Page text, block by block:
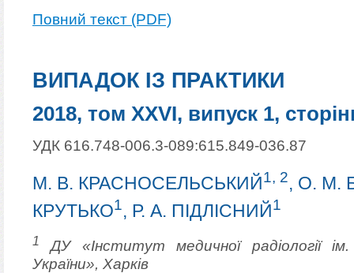
Повний текст (PDF)
ВИПАДОК ІЗ ПРАКТИКИ
2018, том XXVI, випуск 1,
УДК 616.748-006.3-089:615.849-036.87
М. В. КРАСНОСЕЛЬСЬКИЙ1, 2, О. М.
КРУТЬКО1, Р. А. ПІДЛІСНИЙ1
1
ДУ «Інститут медичної радіології
України», Харків